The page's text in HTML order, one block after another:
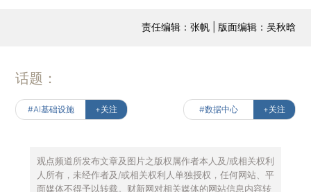
责任编辑：张帆 | 版面编辑：吴秋晗
话题：
#AI基础设施 +关注 #数据中心 +关注
观点频道所发布文章及图片之版权属作者本人及/或相关权利
人所有，未经作者及/或相关权利人单独授权，任何网站、平
面媒体不得予以转载。财新网对相关媒体的网站信息内容转